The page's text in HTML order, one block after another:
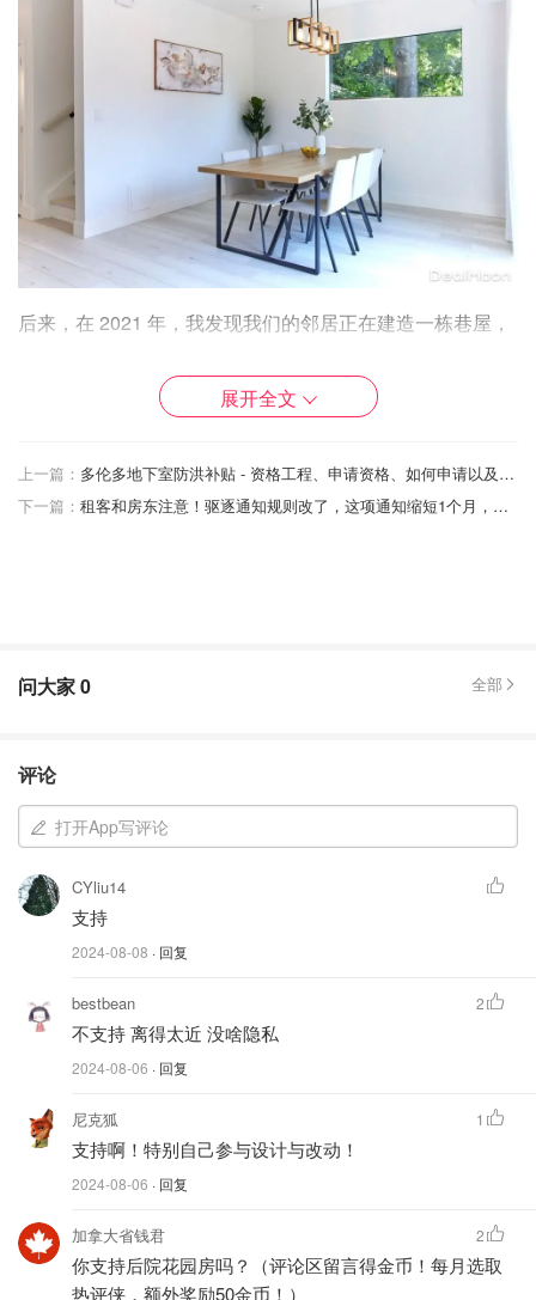
后来，在 2021 年，我发现我们的邻居正在建造一栋巷屋，
一些研究。克里斯蒂娜和我开始思考，在我父母的后院建造
一个巷屋，是否是我们在多伦多生活的唯一方式，同时还能
7月5日起，多伦多可以在后院合法建
我们询问了我父母对我们住在他们的地皮上并加入他们的抵
押贷款的前景有何看法。有些人可能不喜欢住得离家人这么
一替代方案就是让他们在菲律宾退休，我们住进他们的房
子，但这意味着我们很难见到他们。他们和我们一样对巷道
式住宅的想法感到兴奋，尤其是因为这样他们就能有更多的
时间和我们以及我们日益壮大的家庭在一起--那时，我们已
经怀上了第二个孩子。
于是，克里斯蒂娜和我联系了一家专门设计巷道式住宅的建
展开全文
上一篇：
多伦多地下室防洪补贴 - 资格工程、申请资格、如何申请以及防洪小贴士！
下一篇：
租客和房东注意！驱逐通知规则改了，这项通知缩短1个月，拖欠租金处理时间更快了！
问大家0 全部
评论
打开App写评论
CYliu14
支持
2024-08-08 · 回复
bestbean
不支持 离得太近 没啥隐私
2024-08-06 · 回复
2
尼克狐
支持啊！特别自己参与设计与改动！
2024-08-06 · 回复
1
加拿大省钱君
你支持后院花园房吗？（评论区留言得金币！每月选取
热评侠，额外奖励50金币！）
2